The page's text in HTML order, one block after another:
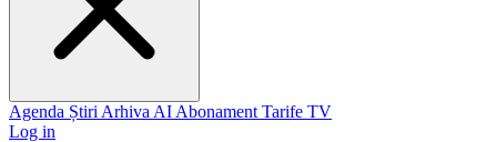
Agenda Știri Arhiva AI Abonament Tarife TV
Log in